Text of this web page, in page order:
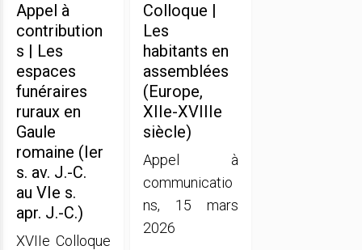
Appel à
contribution
s | Les
espaces
funéraires
ruraux en
Gaule
romaine (Ier
s. av. J.-C.
au VIe s.
apr. J.-C.)
XVIIe Colloque
Colloque |
Les
habitants en
assemblées
(Europe,
XIIe-XVIIIe
siècle)
Appel à
communicatio
ns, 15 mars
2026